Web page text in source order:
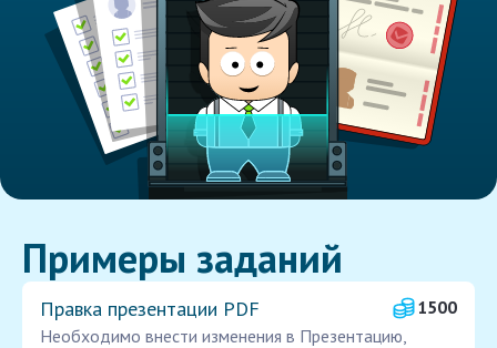
Примеры заданий
Правка презентации PDF
1500
Необходимо внести изменения в Презентацию,